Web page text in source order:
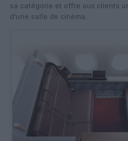
sa catégorie et offre aux clients
d’une salle de cinéma.